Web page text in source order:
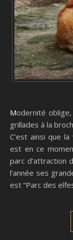
Modernité oblige, Noël en Grèce tient déjà du ersatz, les
grillades à la
C’est ainsi que
est en ce
parc d’attraction
l’année ses
est “Parc des